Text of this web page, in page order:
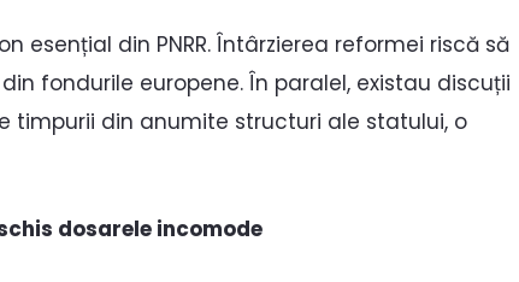
esențial din PNRR. Întârzierea reformei riscă să
fondurile europene. În paralel, existau discuții
timpurii din anumite structuri ale statului, o
dosarele incomode